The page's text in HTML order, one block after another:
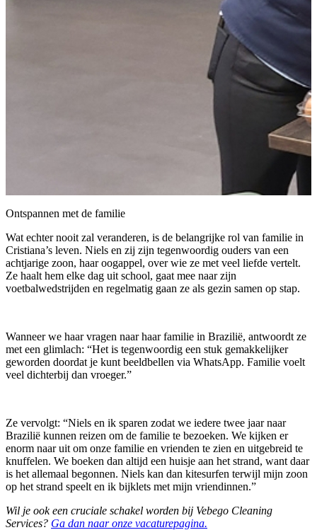
Ontspannen met de familie
Wat echter nooit zal veranderen, is de belangrijke rol van familie in
Cristiana’s leven. Niels en zij zijn tegenwoordig ouders van een
achtjarige zoon, haar oogappel, over wie ze met veel liefde vertelt.
Ze haalt hem elke dag uit school, gaat mee naar zijn
voetbalwedstrijden en regelmatig gaan ze als gezin samen op stap.
Wanneer we haar vragen naar haar familie in Brazilië, antwoordt ze
met een glimlach: “Het is tegenwoordig een stuk gemakkelijker
geworden doordat je kunt beeldbellen via WhatsApp. Familie voelt
veel dichterbij dan vroeger.”
Ze vervolgt: “Niels en ik sparen zodat we iedere twee jaar naar
Brazilië kunnen reizen om de familie te bezoeken. We kijken er
enorm naar uit om onze familie en vrienden te zien en uitgebreid te
knuffelen. We boeken dan altijd een huisje aan het strand, want daar
is het allemaal begonnen. Niels kan dan kitesurfen terwijl mijn zoon
op het strand speelt en ik bijklets met mijn vriendinnen.”
Wil je ook een cruciale schakel worden bij Vebego Cleaning
Services? Ga dan naar onze vacaturepagina.